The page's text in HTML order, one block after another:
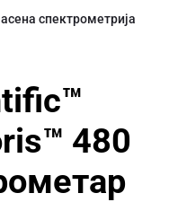
спектрометрија
480